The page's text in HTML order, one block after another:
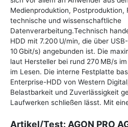
Medienproduktion, Postproduktion,
technische und wissenschaftliche
Datenverarbeitung.Technisch
HDD mit 7.200 U/min, die über
10 Gbit/s) angebunden ist. Die
laut Hersteller bei rund 270 MB/s
im Lesen. Die interne Festplatte
Enterprise-HDD von Western
Belastbarkeit und Zuverlässigkeit
Laufwerken schließen lässt. Mit
Artikel/Test: AGON PRO